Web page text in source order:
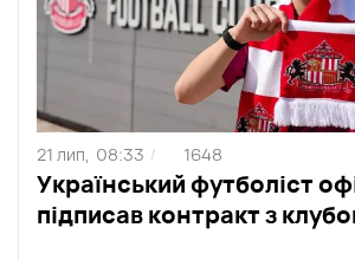
Український футболіст
підписав контракт з
21 лип, 08:33 / 1648